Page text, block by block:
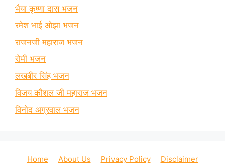
भैया कृष्णा दास भजन
रमेश भाई ओझा भजन
राजनजी महाराज भजन
रोमी भजन
लखबीर सिंह भजन
विजय कौशल जी महाराज भजन
विनोद अग्रवाल भजन
Home About Us Privacy Policy Disclaimer